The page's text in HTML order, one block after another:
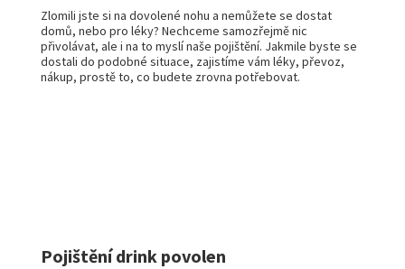
Zlomili jste si na dovolené nohu a nemůžete se dostat
domů, nebo pro léky? Nechceme samozřejmě nic
přivolávat, ale i na to myslí naše pojištění. Jakmile byste se
dostali do podobné situace, zajistíme vám léky, převoz,
nákup, prostě to, co budete zrovna potřebovat.
Pojištění drink povolen